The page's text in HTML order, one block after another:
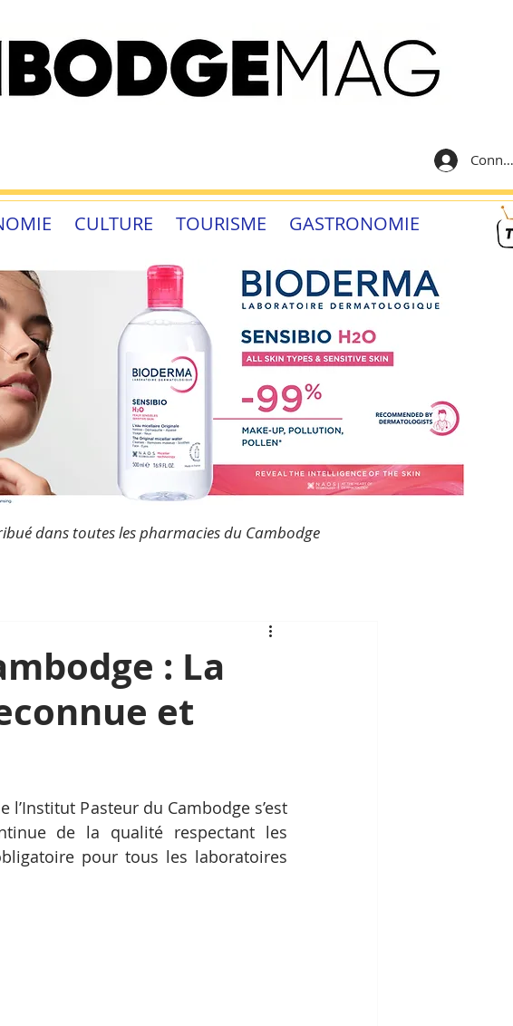
CULTURE TOURISME GASTRONOMIE
dans toutes les pharmacies du Cambodge
: La
et
Pasteur du Cambodge s’est
de la qualité respectant les
pour tous les laboratoires